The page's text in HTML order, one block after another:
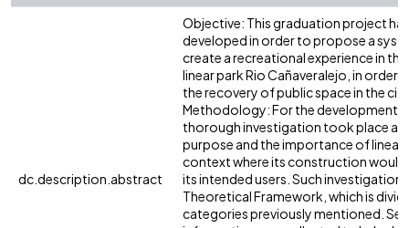
dc.description.abstract
Objective: This graduation project
developed in order to propose a
create a recreational experience in
linear park Rio Cañaveralejo, in
the recovery of public space in the
Methodology: For the development
thorough investigation took place
purpose and the importance of linear
context where its construction would
its intended users. Such
Theoretical Framework, which is
categories previously mentioned.